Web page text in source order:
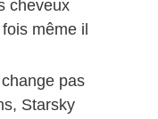
cheveux
même il
pas
Starsky